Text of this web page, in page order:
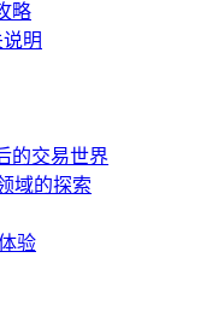
略
明
的交易世界
域的探索
验